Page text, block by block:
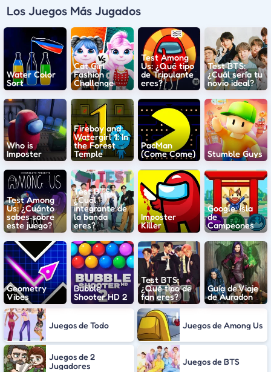
Los Juegos Más Jugados
Water Color
Sort
Cat Girl
Fashion
Challenge
Test Among
Us: ¿Qué tipo
de Tripulante
eres?
Test BTS:
¿Cuál sería tu
novio ideal?
Who is
Imposter
Fireboy and
Watergirl 1: In
the Forest
Temple
PacMan
(Come Come)
Stumble Guys
Test Among
Us: ¿Cuánto
sabes sobre
este juego?
Test BTS:
¿Cuál
integrante de
la banda
eres?
Imposter
Killer
Google: Isla
de
Campeones
Geometry
Vibes
Bubble
Shooter HD 2
Test BTS:
¿Qué tipo de
fan eres?
Guía de Viaje
de Áuradon
Juegos de Todo Juegos de Among Us
Juegos de 2
Jugadores
Juegos de BTS